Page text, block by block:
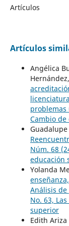
Artículos
Artículos
Angélica
problemas
Cambio
Núm. 68
educación
Yolanda
Análisis
No. 63,
superior
Edith Ariza